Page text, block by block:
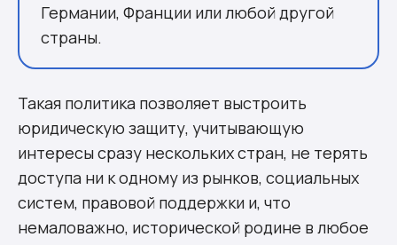
Германии, Франции или любой другой
страны.
Такая политика позволяет выстроить
юридическую защиту, учитывающую
интересы сразу нескольких стран, не терять
доступа ни к одному из рынков, социальных
систем, правовой поддержки и, что
немаловажно, исторической родине в любое